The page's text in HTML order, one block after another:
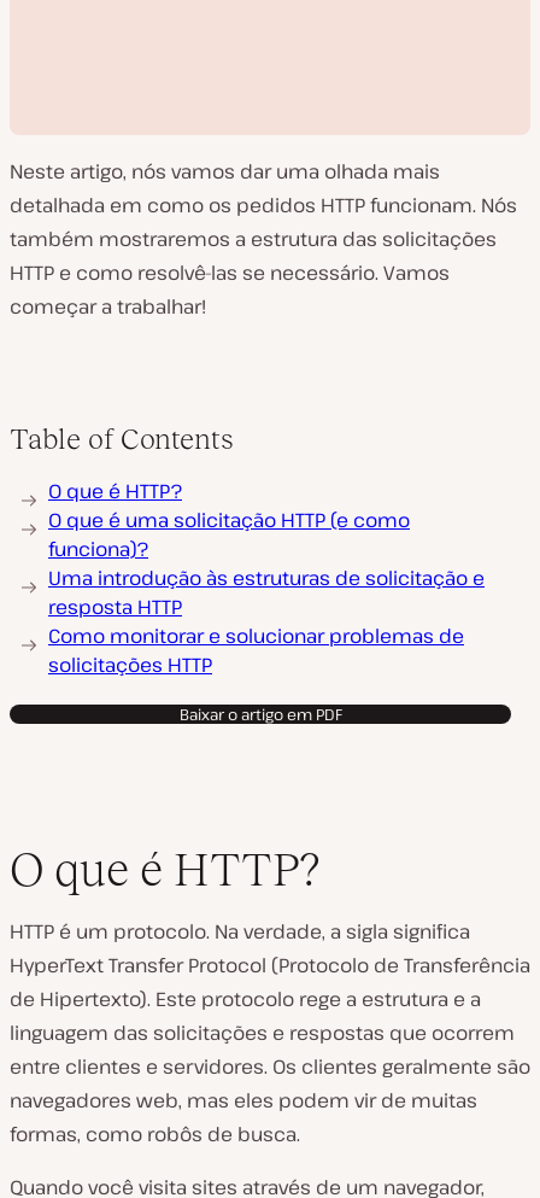
e
Neste artigo, nós vamos dar uma olhada mais
detalhada em como os pedidos HTTP funcionam. Nós
também mostraremos a estrutura das solicitações
HTTP e como resolvê-las se necessário. Vamos
começar a trabalhar!
Table of Contents
O que é HTTP?
O que é uma solicitação HTTP (e como
funciona)?
Uma introdução às estruturas de solicitação e
resposta HTTP
Como monitorar e solucionar problemas de
solicitações HTTP
Baixar o artigo em PDF
O que é HTTP?
HTTP é um protocolo. Na verdade, a sigla significa
HyperText Transfer Protocol (Protocolo de Transferência
de Hipertexto). Este protocolo rege a estrutura e a
linguagem das solicitações e respostas que ocorrem
entre clientes e servidores. Os clientes geralmente são
navegadores web, mas eles podem vir de muitas
formas, como robôs de busca.
Quando você visita sites através de um navegador,